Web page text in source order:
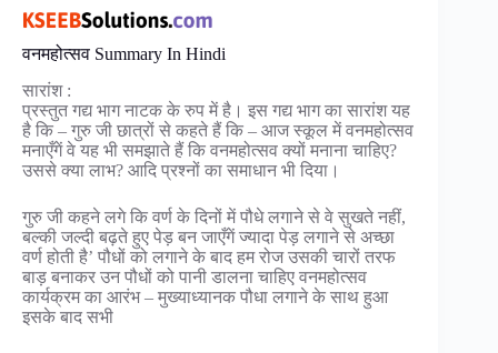
वनमहोत्सव Summary In Hindi
सारांश :
प्रस्तुत गद्य भाग नाटक के रुप में है। इस गद्य भाग का सारांश यह
है कि – गुरु जी छात्रों से कहते हैं कि – आज स्कूल में वनमहोत्सव
मनाएँगें वे यह भी समझाते हैं कि वनमहोत्सव क्यों मनाना चाहिए?
उससे क्या लाभ? आदि प्रश्नों का समाधान भी दिया।
गुरु जी कहने लगे कि वर्ण के दिनों में पौधे लगाने से वे सुखते नहीं,
बल्की जल्दी बढ़ते हुए पेड़ बन जाएँगें ज्यादा पेड़ लगाने से अच्छा
वर्ण होती है’ पौधों को लगाने के बाद हम रोज उसकी चारों तरफ
बाड़ बनाकर उन पौधों को पानी डालना चाहिए वनमहोत्सव
कार्यक्रम का आरंभ – मुख्याध्यानक पौधा लगाने के साथ हुआ
इसके बाद सभी